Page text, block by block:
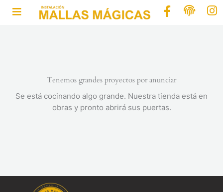
Tenemos grandes proyectos por anunciar
Se está cocinando algo grande. Nuestra tienda está en
obras y pronto abrirá sus puertas.